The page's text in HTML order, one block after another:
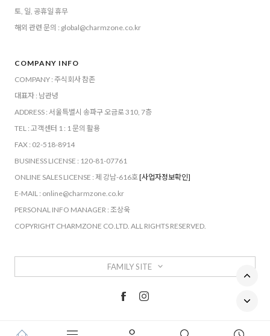
토, 일, 공휴일 휴무
해외 관련 문의 : global@charmzone.co.kr
COMPANY INFO
COMPANY : 주식회사 참존
대표자 : 남관녕
ADDRESS : 서울특별시 송파구 오금로 310, 7층
TEL : 고객센터 1 : 1 문의 활용
FAX : 02-518-8914
BUSINESS LICENSE : 120-81-07761
ONLINE SALES LICENSE : 제 강남-616호[사업자정보확인]
E-MAIL : online@charmzone.co.kr
PERSONAL INFO MANAGER : 조상욱
COPYRIGHT CHARMZONE CO.LTD. ALL RIGHTS RESERVED.
FAMILY SITE